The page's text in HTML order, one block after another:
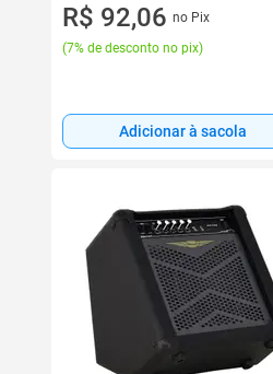
R$ 92,06 no Pix
(7% de desconto no pix)
Adicionar à sacola